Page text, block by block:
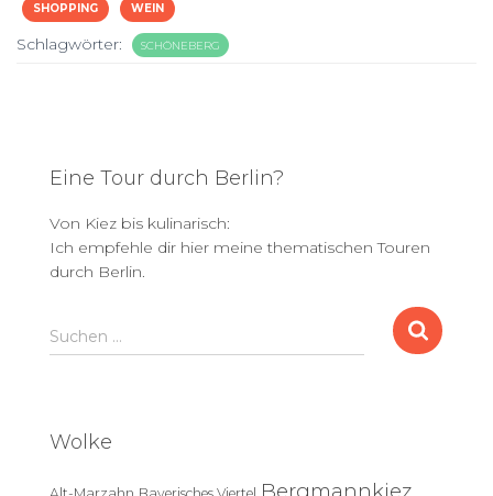
SHOPPING WEIN
Schlagwörter: SCHÖNEBERG
Eine Tour durch Berlin?
Von Kiez bis kulinarisch:
Ich empfehle dir hier meine thematischen Touren
durch Berlin.
S
u
n
Suchen …
Wolke